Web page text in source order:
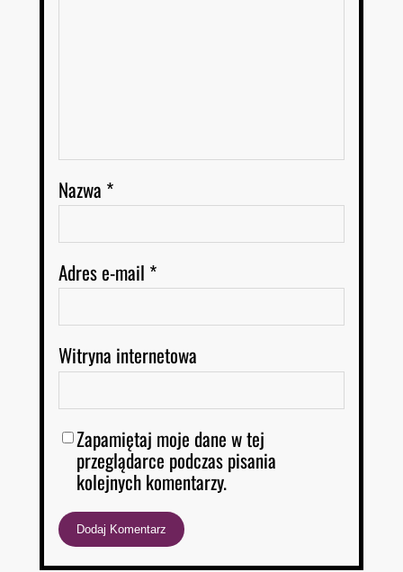
Nazwa *
Adres e-mail *
Witryna internetowa
Zapamiętaj moje dane w tej
przeglądarce podczas pisania
kolejnych komentarzy.